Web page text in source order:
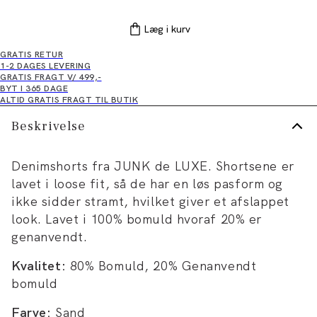
Læg i kurv
GRATIS RETUR
1-2 DAGES LEVERING
GRATIS FRAGT V/ 499,-
BYT I 365 DAGE
ALTID GRATIS FRAGT TIL BUTIK
Beskrivelse
Denimshorts fra JUNK de LUXE. Shortsene er
lavet i loose fit, så de har en løs pasform og
ikke sidder stramt, hvilket giver et afslappet
look. Lavet i 100% bomuld hvoraf 20% er
genanvendt.
Kvalitet: 80% Bomuld, 20% Genanvendt
bomuld
Farve: Sand